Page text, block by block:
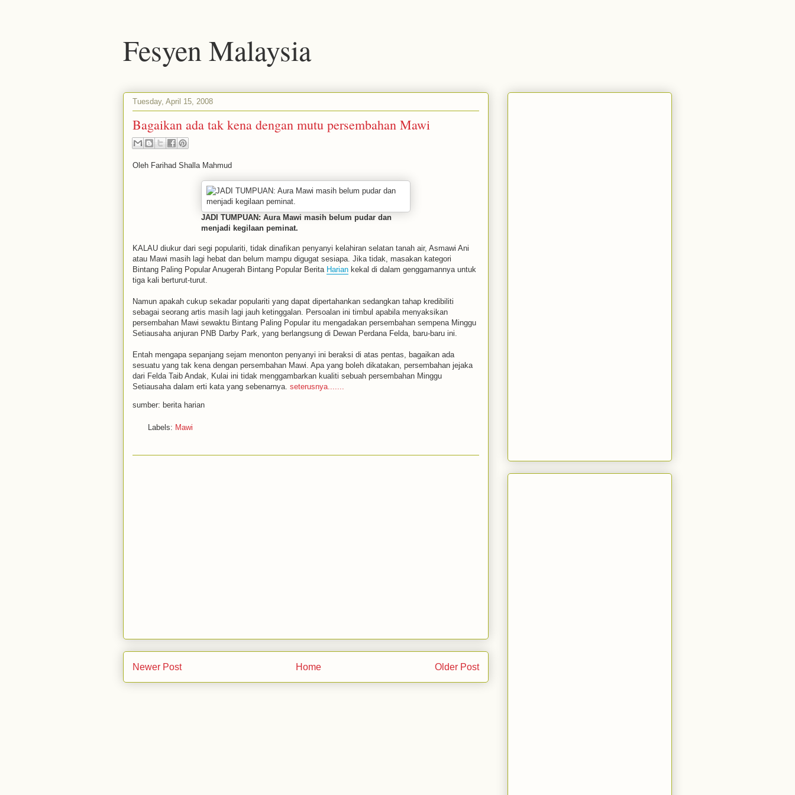
Fesyen Malaysia
Tuesday, April 15, 2008
Bagaikan ada tak kena dengan mutu persembahan Mawi
Oleh Farihad Shalla Mahmud
JADI TUMPUAN: Aura Mawi masih belum pudar dan
menjadi kegilaan peminat.
KALAU diukur dari segi populariti, tidak dinafikan penyanyi kelahiran selatan tanah air, Asmawi Ani
atau Mawi masih lagi hebat dan belum mampu digugat sesiapa. Jika tidak, masakan kategori
Bintang Paling Popular Anugerah Bintang Popular Berita Harian kekal di dalam genggamannya untuk
tiga kali berturut-turut.
Namun apakah cukup sekadar populariti yang dapat dipertahankan sedangkan tahap kredibiliti
sebagai seorang artis masih lagi jauh ketinggalan. Persoalan ini timbul apabila menyaksikan
persembahan Mawi sewaktu Bintang Paling Popular itu mengadakan persembahan sempena Minggu
Setiausaha anjuran PNB Darby Park, yang berlangsung di Dewan Perdana Felda, baru-baru ini.
Entah mengapa sepanjang sejam menonton penyanyi ini beraksi di atas pentas, bagaikan ada
sesuatu yang tak kena dengan persembahan Mawi. Apa yang boleh dikatakan, persembahan jejaka
dari Felda Taib Andak, Kulai ini tidak menggambarkan kualiti sebuah persembahan Minggu
Setiausaha dalam erti kata yang sebenarnya. seterusnya.......
sumber: berita harian
Labels: Mawi
Newer Post Older Post
Home